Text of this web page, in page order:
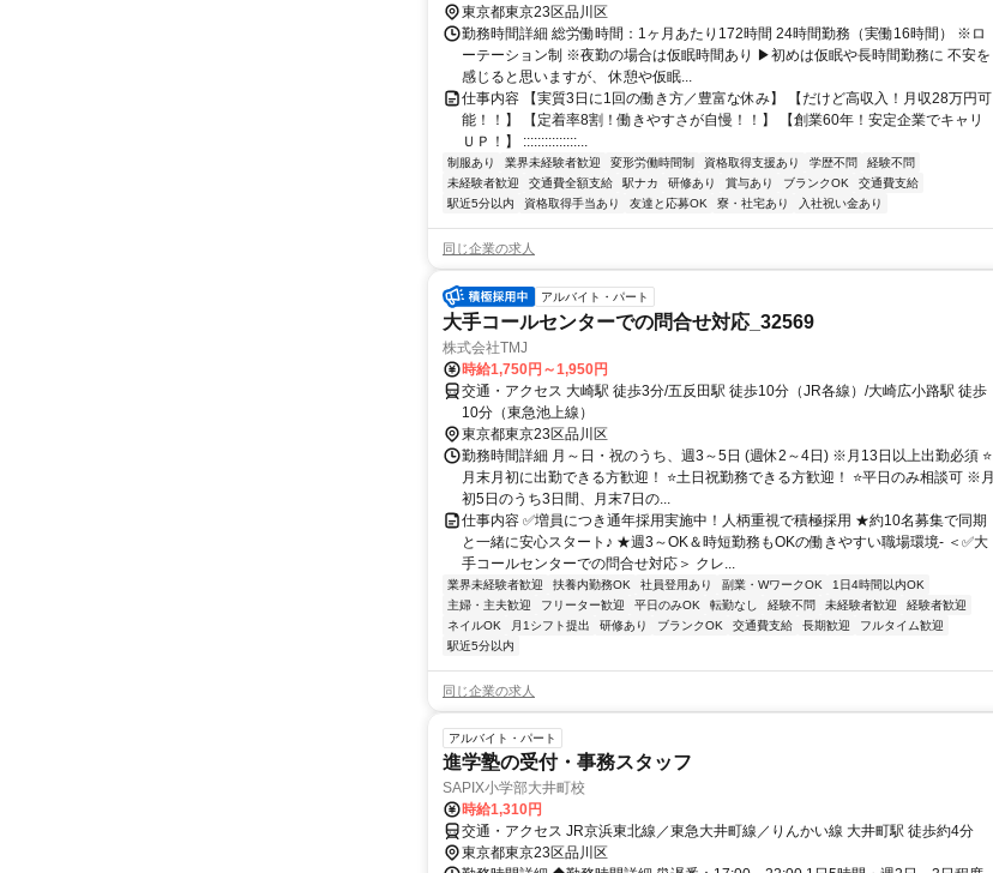
東京都東京23区品川区
勤務時間詳細 総労働時間：1ヶ月あたり172時間 24時間勤務（実働16時間） ※ロ
ーテーション制 ※夜勤の場合は仮眠時間あり ▶初めは仮眠や長時間勤務に 不安を
感じると思いますが、 休憩や仮眠...
仕事内容 【実質3日に1回の働き方／豊富な休み】 【だけど高収入！月収28万円可
能！！】 【定着率8割！働きやすさが自慢！！】 【創業60年！安定企業でキャリ
ＵＰ！】 :::::::::::::::...
制服あり 業界未経験者歓迎 変形労働時間制 資格取得支援あり 学歴不問
経験不問
未経験者歓迎
交通費全額支給 駅ナカ 研修あり 賞与あり ブランクOK
交通費支給
駅近5分以内
資格取得手当あり 友達と応募OK 寮・社宅あり 入社祝い金あり
同じ企業の求人
アルバイト・パート
大手コールセンターでの問合せ対応_32569
株式会社TMJ
時給1,750円～1,950円
交通・アクセス 大崎駅 徒歩3分/五反田駅 徒歩10分（JR各線）/大崎広小路駅 徒歩
10分（東急池上線）
東京都東京23区品川区
勤務時間詳細 月～日・祝のうち、週3～5日 (週休2～4日) ※月13日以上出勤必須 ⭐
月末月初に出勤できる方歓迎！ ⭐土日祝勤務できる方歓迎！ ⭐平日のみ相談可 ※月
初5日のうち3日間、月末7日の...
仕事内容 ✅増員につき通年採用実施中！人柄重視で積極採用 ★約10名募集で同期
と一緒に安心スタート♪ ★週3～OK＆時短勤務もOKの働きやすい職場環境- ＜✅大
手コールセンターでの問合せ対応＞ クレ...
業界未経験者歓迎 扶養内勤務OK 社員登用あり 副業・WワークOK
1日4時間以内OK
主婦・主夫歓迎
フリーター歓迎 平日のみOK 転勤なし 経験不問 未経験者歓迎
経験者歓迎
ネイルOK
月1シフト提出 研修あり ブランクOK 交通費支給 長期歓迎
フルタイム歓迎
駅近5分以内
同じ企業の求人
アルバイト・パート
進学塾の受付・事務スタッフ
SAPIX小学部大井町校
時給1,310円
交通・アクセス JR京浜東北線／東急大井町線／りんかい線 大井町駅 徒歩約4分
東京都東京23区品川区